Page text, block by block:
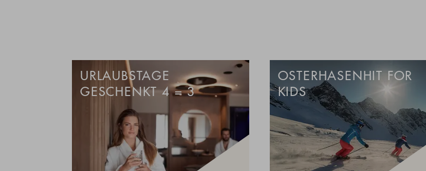
URLAUBSTAGE
GESCHENKT 4 = 3
OSTERHASENHIT FOR
KIDS